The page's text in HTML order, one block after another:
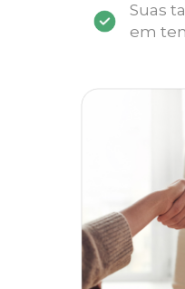
Suas
em